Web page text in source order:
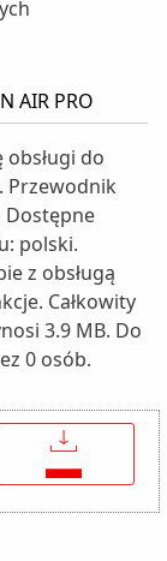
AIR PRO
do
Przewodnik
Dostępne
polski.
z obsługą
Całkowity
3.9 MB. Do
0 osób.
↓